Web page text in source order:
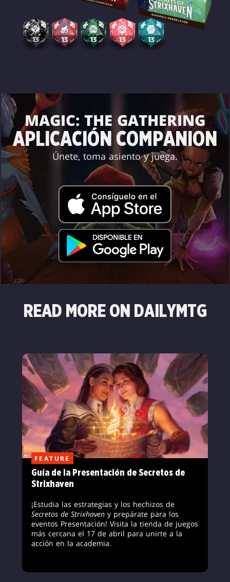
MAGIC: THE GATHERING
APLICACIÓN COMPANION
Únete, toma asiento y juega.
READ MORE ON DAILYMTG
FEATURE
Guía de la Presentación de Secretos de
Strixhaven
¡Estudia las estrategias y los hechizos de
Secretos de Strixhaven y prepárate para los
eventos Presentación! Visita la tienda de juegos
más cercana el 17 de abril para unirte a la
acción en la academia.